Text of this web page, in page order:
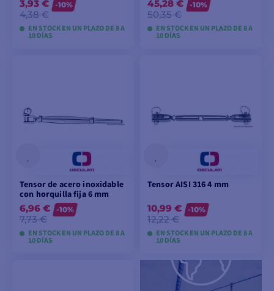
3,93 €
4,38 €
-10%
EN STOCK EN UN PLAZO DE 8 A
10 DÍAS
45,28 €
50,35 €
-10%
EN STOCK EN UN PLAZO DE 8 A
10 DÍAS
Tensor de acero inoxidable
con horquilla fija 6 mm
6,96 €
7,73 €
-10%
EN STOCK EN UN PLAZO DE 8 A
10 DÍAS
Tensor AISI 316 4 mm
10,99 €
12,22 €
-10%
EN STOCK EN UN PLAZO DE 8 A
10 DÍAS
VER MODELOS